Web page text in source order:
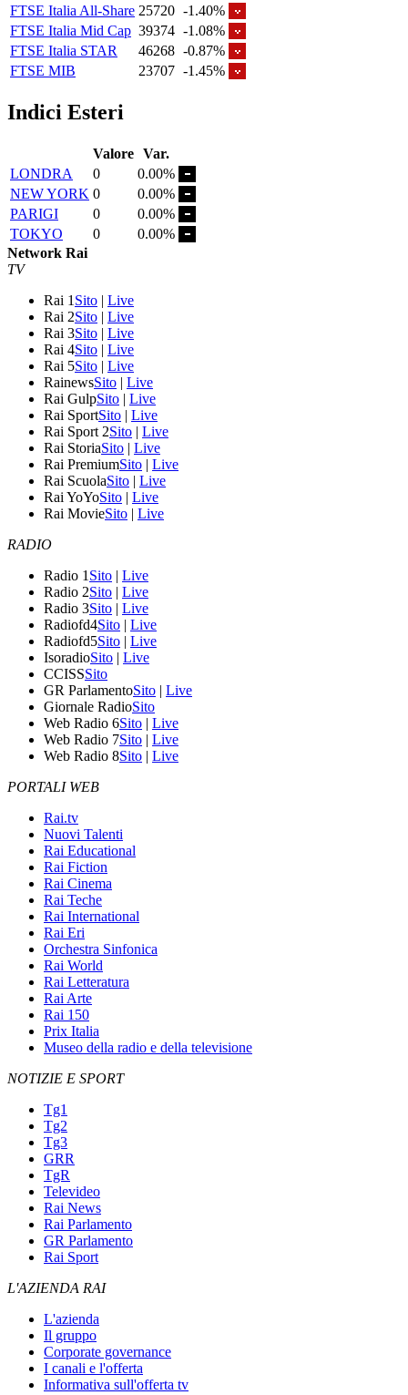
FTSE Italia All-Share 25720 -1.40%
FTSE Italia Mid Cap 39374 -1.08%
FTSE Italia STAR
46268 -0.87%
FTSE MIB
23707 -1.45%
Indici Esteri
Valore Var.
LONDRA
0
0.00%
NEW YORK 0
0.00%
PARIGI
0
0.00%
TOKYO
0
0.00%
Network Rai
TV
Rai 1 Sito | Live
Rai 2Sito | Live
Rai 3Sito | Live
Rai 4Sito | Live
Rai 5Sito | Live
RainewsSito | Live
Rai GulpSito | Live
Rai SportSito | Live
Rai Sport 2Sito | Live
Rai StoriaSito | Live
Rai PremiumSito | Live
Rai ScuolaSito | Live
Rai YoYoSito | Live
Rai MovieSito | Live
RADIO
Radio 1 Sito | Live
Radio 2Sito | Live
Radio 3Sito | Live
Radiofd4Sito | Live
Radiofd5Sito | Live
IsoradioSito | Live
CCISSSito
GR ParlamentoSito | Live
Giornale RadioSito
Web Radio 6Sito | Live
Web Radio 7Sito | Live
Web Radio 8Sito | Live
PORTALI WEB
Rai.tv
Nuovi Talenti
Rai Educational
Rai Fiction
Rai Cinema
Rai Teche
Rai International
Rai Eri
Orchestra Sinfonica
Rai World
Rai Letteratura
Rai Arte
Rai 150
Prix Italia
Museo della radio e della televisione
NOTIZIE E SPORT
Tg1
Tg2
Tg3
GRR
TgR
Televideo
Rai News
Rai Parlamento
GR Parlamento
Rai Sport
L'AZIENDA RAI
L'azienda
Il gruppo
Corporate governance
I canali e l'offerta
Informativa sull'offerta tv